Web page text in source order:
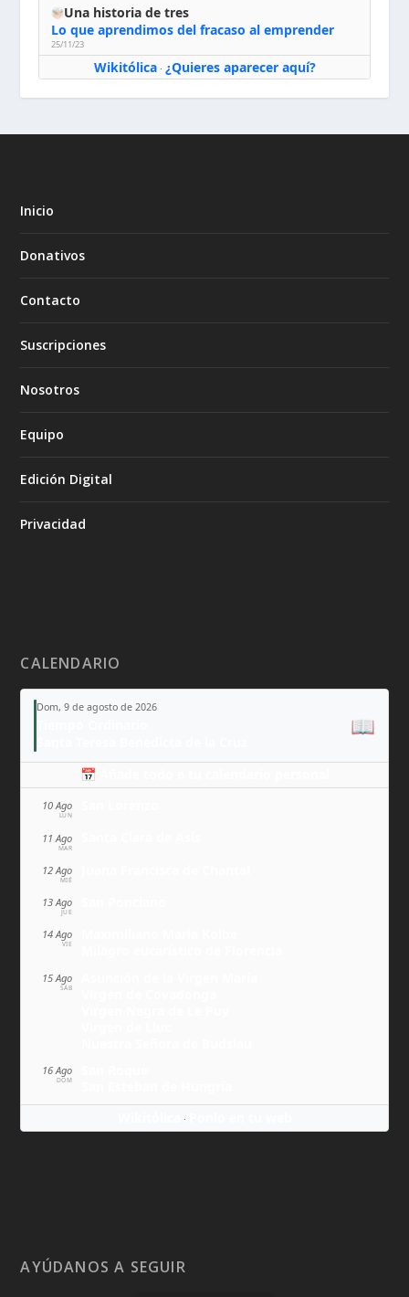
Una historia de tres
Lo que aprendimos del fracaso al emprender
25/11/23
Wikitólica· ¿Quieres aparecer aquí?
Inicio
Donativos
Contacto
Suscripciones
Nosotros
Equipo
Edición Digital
Privacidad
CALENDARIO
Dom, 9 de agosto de 2026
📖
📅 Añade todo a tu calendario personal
10 Ago
LUN
11 Ago
MAR
12 Ago
MIÉ
13 Ago
JUE
14 Ago
VIE
15 Ago
SÁB
16 Ago
DOM
·
AYÚDANOS A SEGUIR